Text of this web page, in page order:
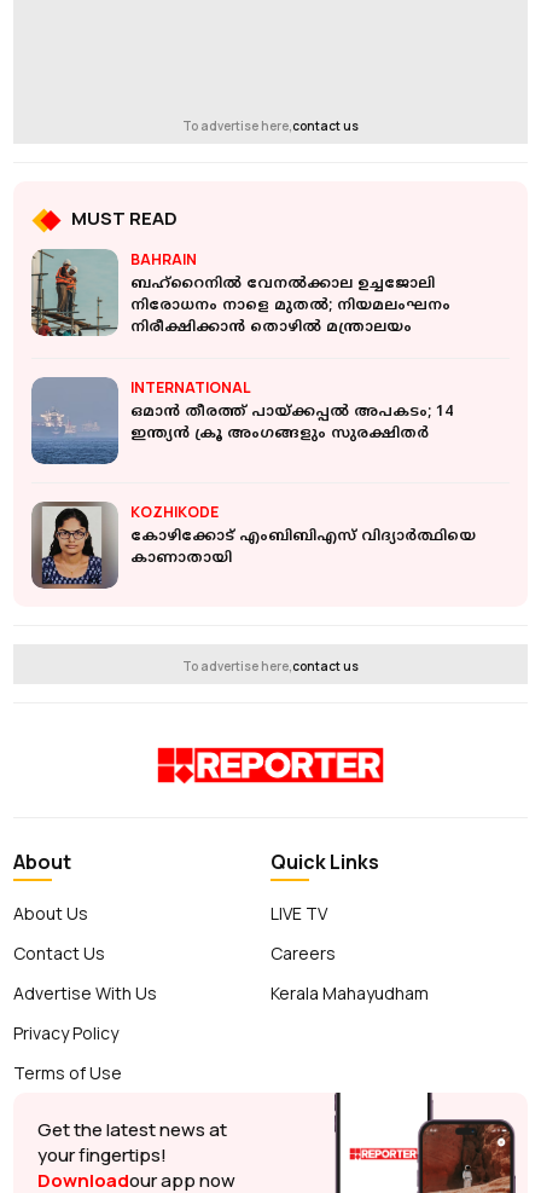
To advertise here,contact us
MUST READ
BAHRAIN
ബഹ്റൈനിൽ വേനൽക്കാല ഉച്ചജോലി
നിരോധനം നാളെ മുതൽ; നിയമലംഘനം
നിരീക്ഷിക്കാൻ തൊഴിൽ മന്ത്രാലയം
INTERNATIONAL
ഒമാന്‍ തീരത്ത് പായ്ക്കപ്പല്‍ അപകടം; 14
ഇന്ത്യന്‍ ക്രൂ അംഗങ്ങളും സുരക്ഷിതര്‍
KOZHIKODE
കോഴിക്കോട് എംബിബിഎസ് വിദ്യാര്‍ത്ഥിയെ
കാണാതായി
To advertise here,contact us
About
About Us
Contact Us
Advertise With Us
Privacy Policy
Terms of Use
Quick Links
LIVE TV
Careers
Kerala Mahayudham
Get the latest news at
your fingertips!
Downloadour app now